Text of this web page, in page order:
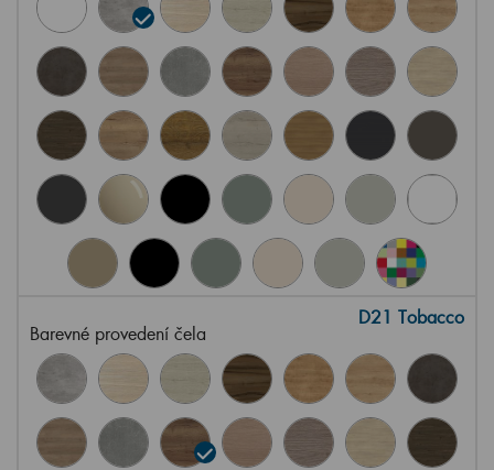
Barevné provedení čela
D21 Tobacco